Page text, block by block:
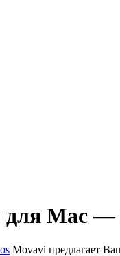
Mac —
Movavi предлагает